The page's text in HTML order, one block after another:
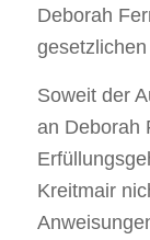
Deborah
Soweit der
an Deborah
Kreitmair